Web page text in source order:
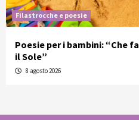
Filastrocche e poesie
Poesie per i bambini: “Che fa
il Sole”
8 agosto 2026